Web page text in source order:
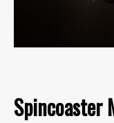
Spincoaster